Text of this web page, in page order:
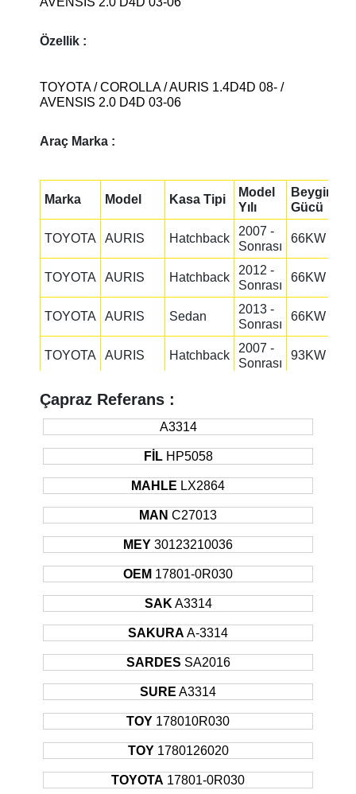
Özellik :
TOYOTA / COROLLA / AURIS 1.4D4D 08- /
AVENSIS 2.0 D4D 03-06
Araç Marka :
Marka Model Kasa Tipi
Model
Yılı
Beygir
Gücü
TOYOTA AURIS Hatchback
2007 -
Sonrası
66KW
TOYOTA AURIS Hatchback
2012 -
Sonrası
66KW
TOYOTA AURIS Sedan
2013 -
Sonrası
66KW
TOYOTA AURIS Hatchback
2007 -
Sonrası
93KW
TOYOTA AURIS Hatchback
TOYOTA AURIS Sedan 91KW
2007 -
Sonrası
TOYOTA AVENSIS Sedan
2009 -
93KW
TOYOTA AVENSIS Sedan 91KW
2005 -
2008
TOYOTA AVENSIS Sedan 130KW
TOYOTA AVENSIS Sedan
2008
130KW
2009 -
Sonrası
TOYOTA VERSO MPV 91KW
VERSO MPV
2009 -
Çapraz Referans :
A3314
FİL HP5058
MAHLE LX2864
MAN C27013
MEY 30123210036
OEM 17801-0R030
SAK A3314
SAKURA A-3314
SARDES SA2016
SURE A3314
TOY 178010R030
TOY 1780126020
TOYOTA 17801-0R030